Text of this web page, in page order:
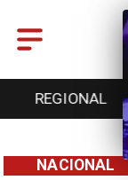
NACIONAL